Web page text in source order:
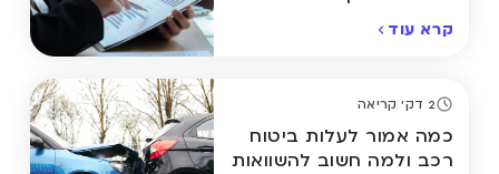
קרא עוד
2 דק' קריאה
כמה אמור לעלות ביטוח
רכב ולמה חשוב להשוואות